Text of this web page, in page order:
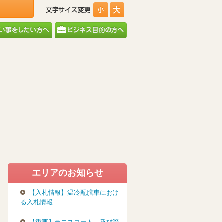
エリアのお知らせ
【入札情報】温冷配膳車におけ
る入札情報